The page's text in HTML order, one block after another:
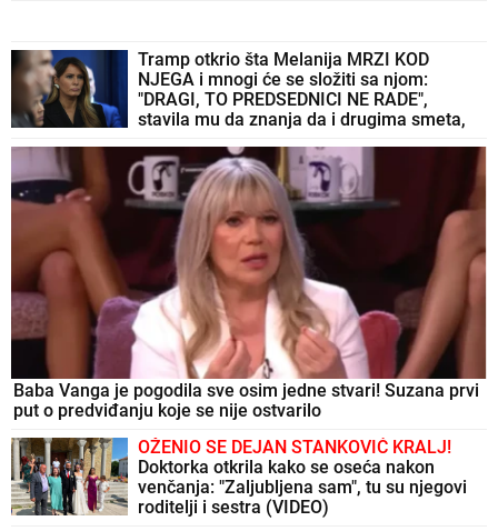
Tramp otkrio šta Melanija MRZI KOD
NJEGA i mnogi će se složiti sa njom:
"DRAGI, TO PREDSEDNICI NE RADE",
stavila mu da znanja da i drugima smeta,
Baba Vanga je pogodila sve osim jedne stvari! Suzana prvi
put o predviđanju koje se nije ostvarilo
OŽENIO SE DEJAN STANKOVIĆ KRALJ!
Doktorka otkrila kako se oseća nakon
venčanja: "Zaljubljena sam", tu su njegovi
roditelji i sestra (VIDEO)